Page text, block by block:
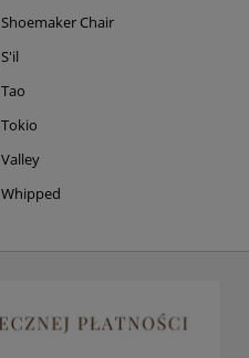
Shoemaker Chair
S'il
Tao
Tokio
Valley
Whipped